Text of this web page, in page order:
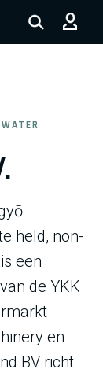
WATER
held, non-
een
de YKK
en
BV richt